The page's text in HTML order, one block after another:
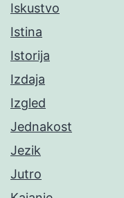
Iskustvo
Istina
Istorija
Izdaja
Izgled
Jednakost
Jezik
Jutro